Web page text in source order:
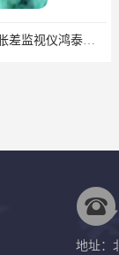
8000/042双通道胀差监视仪鸿泰产品闪亮特点
地址：